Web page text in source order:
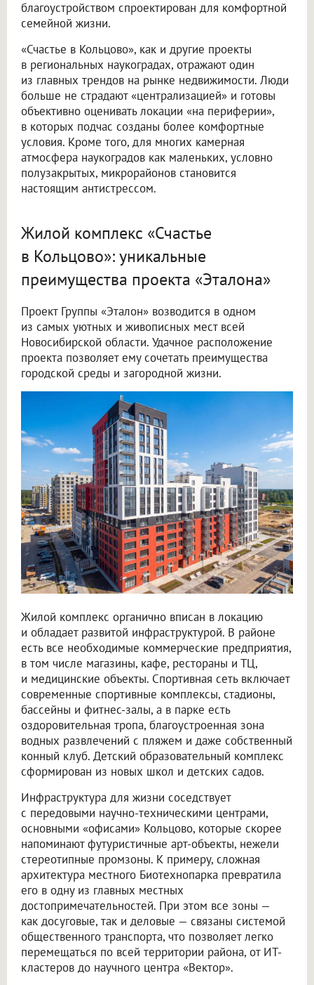
благоустройством спроектирован для комфортной
семейной жизни.
«Счастье в Кольцово», как и другие проекты
в региональных наукоградах, отражают один
из главных трендов на рынке недвижимости. Люди
больше не страдают «централизацией» и готовы
объективно оценивать локации «на периферии»,
в которых подчас созданы более комфортные
условия. Кроме того, для многих камерная
атмосфера наукоградов как маленьких, условно
полузакрытых, микрорайонов становится
настоящим антистрессом.
Жилой комплекс «Счастье
в Кольцово»: уникальные
преимущества проекта «Эталона»
Проект Группы «Эталон» возводится в одном
из самых уютных и живописных мест всей
Новосибирской области. Удачное расположение
проекта позволяет ему сочетать преимущества
городской среды и загородной жизни.
Жилой комплекс органично вписан в локацию
и обладает развитой инфраструктурой. В районе
есть все необходимые коммерческие предприятия,
в том числе магазины, кафе, рестораны и ТЦ,
и медицинские объекты. Спортивная сеть включает
современные спортивные комплексы, стадионы,
бассейны и фитнес-залы, а в парке есть
оздоровительная тропа, благоустроенная зона
водных развлечений с пляжем и даже собственный
конный клуб. Детский образовательный комплекс
сформирован из новых школ и детских садов.
Инфраструктура для жизни соседствует
с передовыми научно-техническими центрами,
основными «офисами» Кольцово, которые скорее
напоминают футуристичные арт-объекты, нежели
стереотипные промзоны. К примеру, сложная
архитектура местного Биотехнопарка превратила
его в одну из главных местных
достопримечательностей. При этом все зоны —
как досуговые, так и деловые — связаны системой
общественного транспорта, что позволяет легко
перемещаться по всей территории района, от ИТ-
кластеров до научного центра «Вектор».